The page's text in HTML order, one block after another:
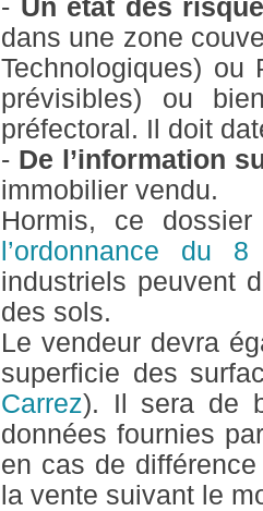
- Un état des
dans une zone
Technologiques) ou
prévisibles) ou
préfectoral. Il doit
- De l’information
immobilier vendu.
Hormis, ce
l’ordonnance du
industriels peuvent
des sols.
Le vendeur devra
superficie des
Carrez). Il sera de
données fournies
en cas de
la vente suivant le